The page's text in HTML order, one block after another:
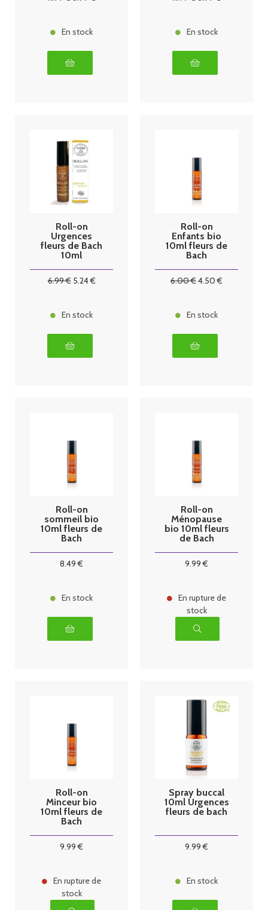
En stock En stock
Roll-on
Urgences
fleurs de Bach
10ml
6.99€ 5.24€
En stock
Roll-on
Enfants bio
10ml fleurs de
Bach
6.00€4.50 €
En stock
Roll-on
sommeil bio
10ml fleurs de
Bach
8.49 €
En stock
Roll-on
Ménopause
bio 10ml fleurs
de Bach
9.99 €
En rupture de
stock
Roll-on
Minceur bio
10ml fleurs de
Bach
9.99 €
En rupture de
stock
Spray buccal
10ml Urgences
fleurs de bach
9.99 €
En stock